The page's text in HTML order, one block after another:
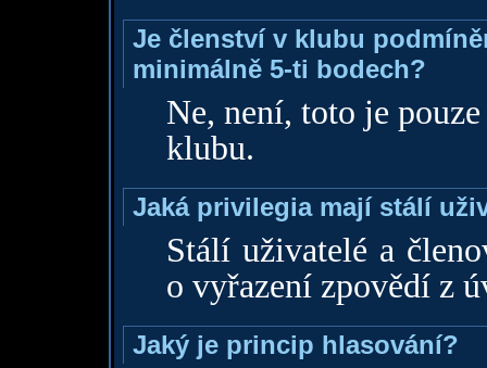
Je členství v klubu
minimálně 5-ti bodech?
Ne, není, toto je
klubu.
Jaká privilegia mají stálí
Stálí uživatelé a
o vyřazení zpovědí z
Jaký je princip hlasování?